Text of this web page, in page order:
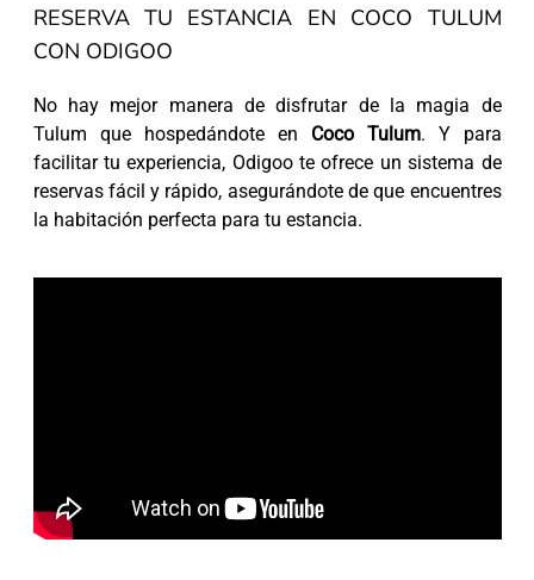
RESERVA TU ESTANCIA EN COCO TULUM
CON ODIGOO
No hay mejor manera de disfrutar de la magia de
Tulum que hospedándote en Coco Tulum. Y para
facilitar tu experiencia, Odigoo te ofrece un sistema de
reservas fácil y rápido, asegurándote de que encuentres
la habitación perfecta para tu estancia.